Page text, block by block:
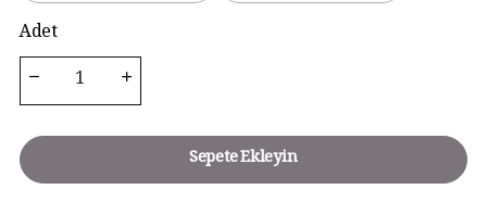
Adet
Sepete Ekleyin